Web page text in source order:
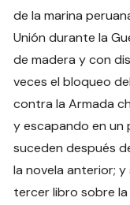
de la marina
Unión durante la
de madera y con
veces el bloqueo
contra la Armada
y escapando en un
suceden después
la novela anterior;
tercer libro sobre